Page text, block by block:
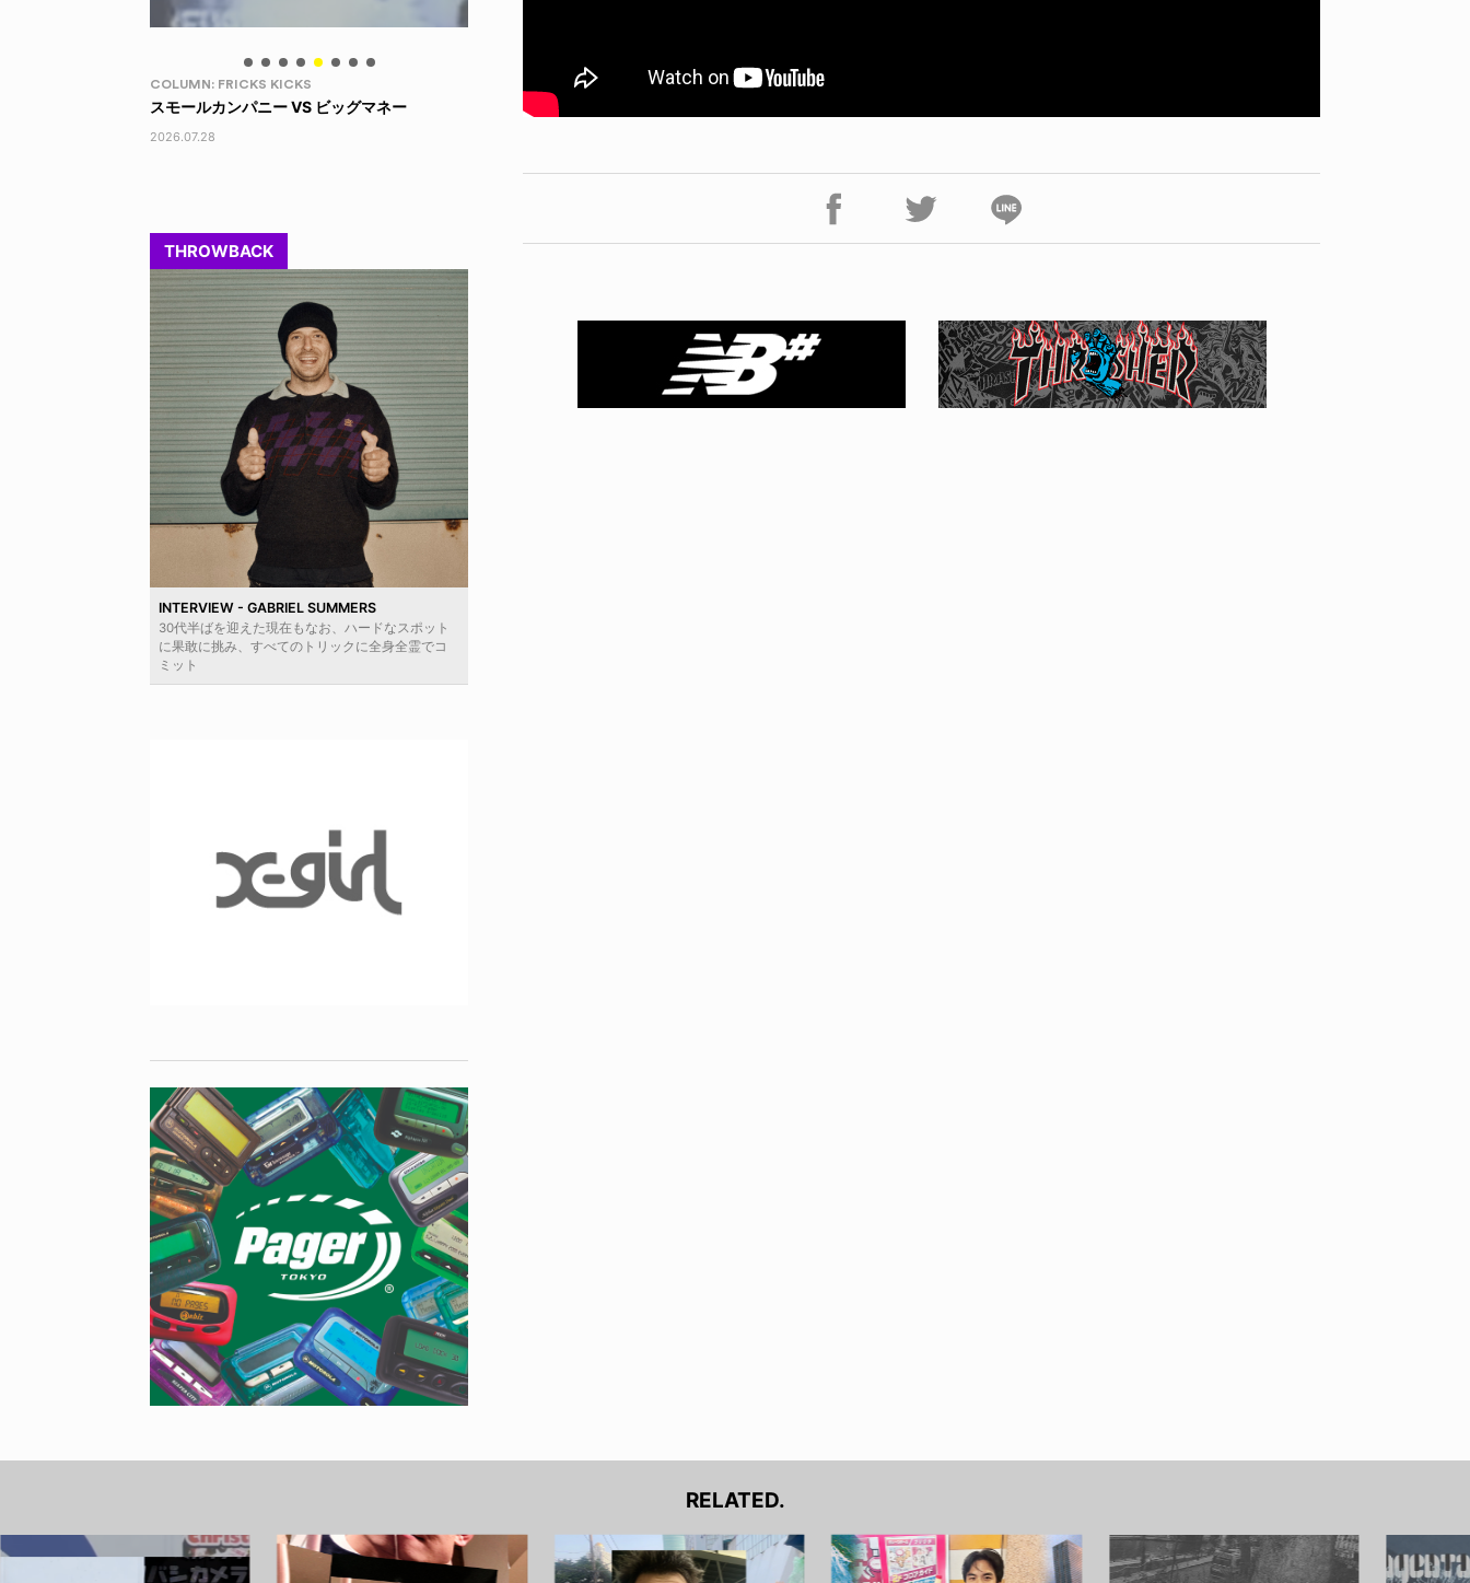
LIFE HACK
150 WALLET
2026.07.28
LINE SOCKS
NEWS
THROWBACK
INTERVIEW - GABRIEL SUMMERS
30代半ばを迎えた現在もなお、ハードなスポット
に果敢に挑み、すべてのトリックに全身全霊でコ
ミット
RELATED.